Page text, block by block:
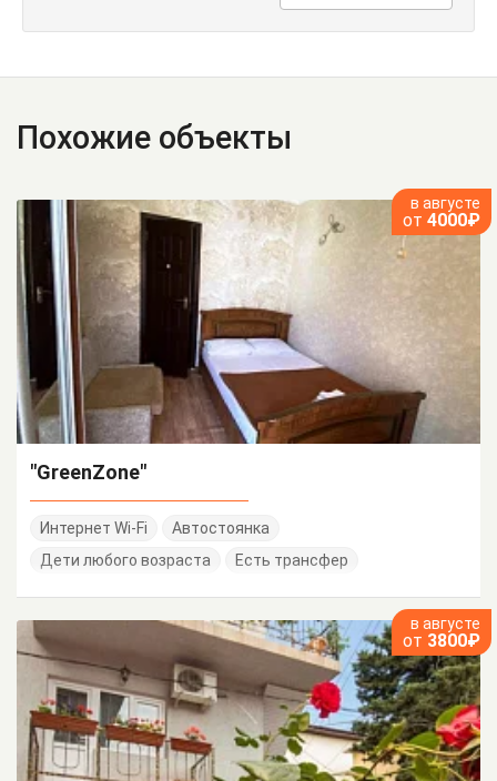
Похожие объекты
в августе
от 4000₽
"GreenZone"
Интернет Wi-Fi
Автостоянка
Дети любого возраста
Есть трансфер
в августе
от 3800₽